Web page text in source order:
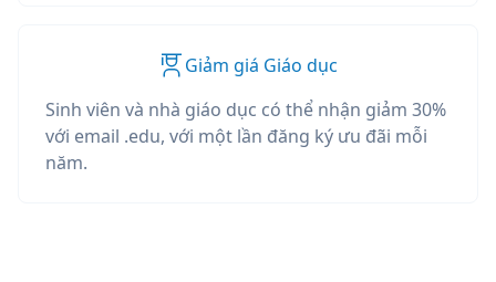
Giảm giá Giáo dục
Sinh viên và nhà giáo dục có thể nhận giảm 30%
với email .edu, với một lần đăng ký ưu đãi mỗi
năm.